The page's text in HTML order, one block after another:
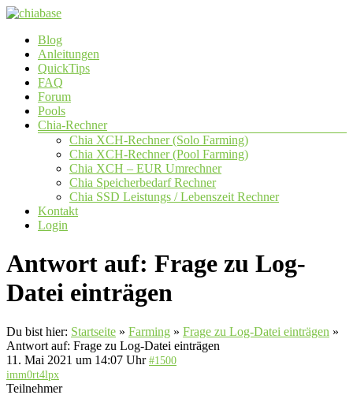
Zum
springen
chiabase
CHIA
Info-
Community
Seite
Menü
Blog
Anleitungen
QuickTips
FAQ
Forum
Pools
Chia-Rechner
Chia XCH-Rechner (Solo Farming)
Chia XCH-Rechner (Pool Farming)
Chia XCH – EUR Umrechner
Chia Speicherbedarf Rechner
Chia SSD Leistungs / Lebenszeit Rechner
Kontakt
Login
Antwort auf: Frage zu Log-
Datei einträgen
Du bist hier: Startseite » Farming » Frage zu Log-Datei einträgen »
Antwort auf: Frage zu Log-Datei einträgen
11. Mai 2021 um 14:07 Uhr #1500
imm0rt4lpx
Teilnehmer